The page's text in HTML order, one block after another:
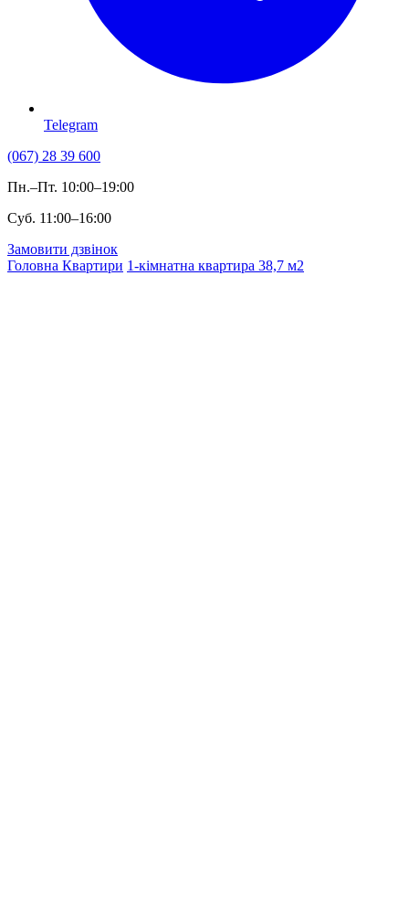
Telegram
(067) 28 39 600
Пн.–Пт. 10:00–19:00
Суб. 11:00–16:00
Замовити дзвінок
Головна Квартири 1-кімнатна квартира 38,7 м2